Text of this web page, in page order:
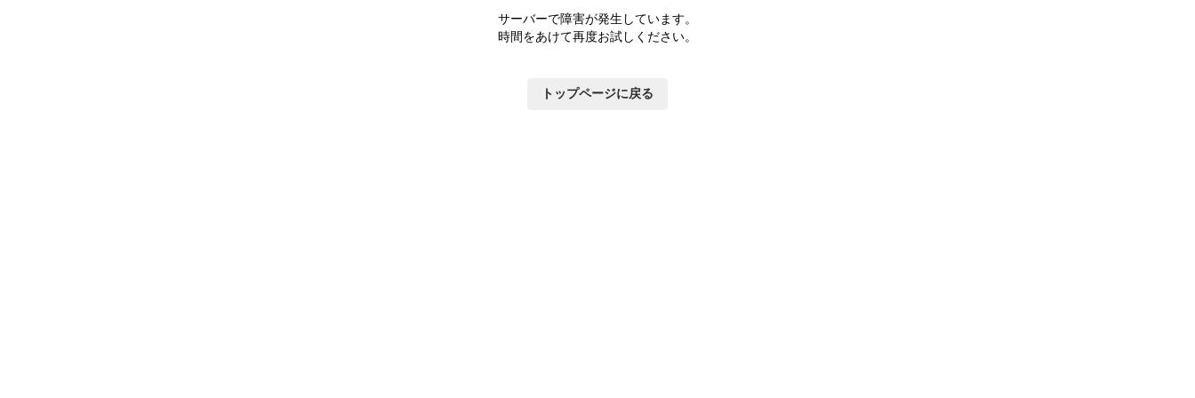
サーバーで障害が発生しています。
時間をあけて再度お試しください。
トップページに戻る